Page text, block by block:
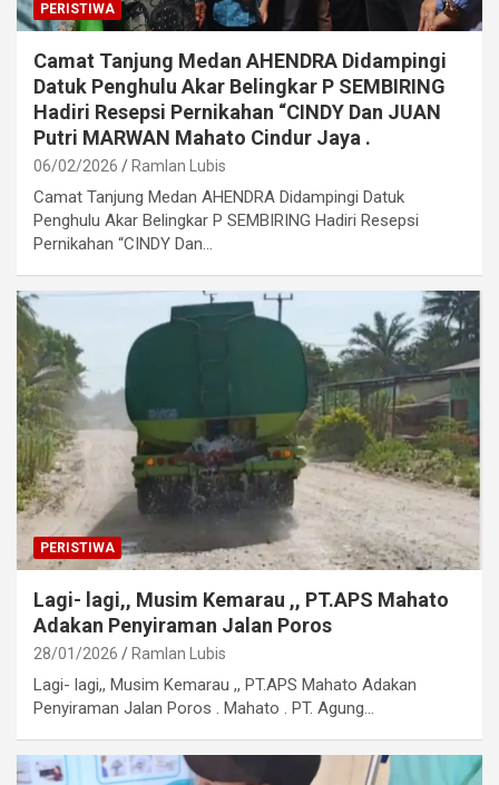
PERISTIWA
Camat Tanjung Medan AHENDRA Didampingi
Datuk Penghulu Akar Belingkar P SEMBIRING
Hadiri Resepsi Pernikahan “CINDY Dan JUAN
Putri MARWAN Mahato Cindur Jaya .
06/02/2026 Ramlan Lubis
Camat Tanjung Medan AHENDRA Didampingi Datuk
Penghulu Akar Belingkar P SEMBIRING Hadiri Resepsi
Pernikahan “CINDY Dan…
PERISTIWA
Lagi- lagi,, Musim Kemarau ,, PT.APS Mahato
Adakan Penyiraman Jalan Poros
28/01/2026 Ramlan Lubis
Lagi- lagi,, Musim Kemarau ,, PT.APS Mahato Adakan
Penyiraman Jalan Poros . Mahato . PT. Agung…